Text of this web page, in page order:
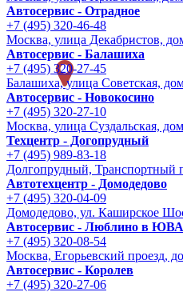
Автосервис - Отрадное
+7 (495) 320-46-48
Москва, улица Декабристов,
Автосервис - Балашиха
+7 (495) 320-27-45
Балашиха, улица Советская,
Автосервис - Новокосино
+7 (495) 320-27-10
Москва, улица Суздальская,
Техцентр - Догопрудный
+7 (495) 989-83-18
Долгопрудный, Транспортный
Автотехцентр - Домодедово
+7 (495) 320-04-09
Домодедово, ул. Каширское
Автосервис - Люблино в
+7 (495) 320-08-54
Москва, Егорьевский проезд,
Автосервис - Королев
+7 (495) 320-27-06